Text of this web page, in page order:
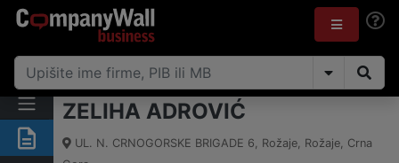
Sažetak
ZELIHA ADROVIĆ
UL. N. CRNOGORSKE BRIGADE 6, Rožaje, Rožaje, Crna